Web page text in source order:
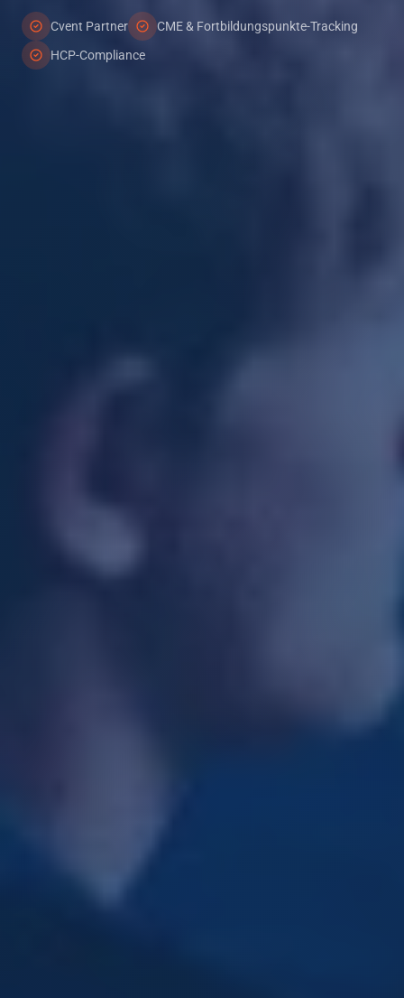
Cvent Partner
CME & Fortbildungspunkte-Tracking
HCP-Compliance